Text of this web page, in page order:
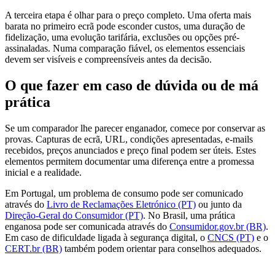
A terceira etapa é olhar para o preço completo. Uma oferta mais
barata no primeiro ecrã pode esconder custos, uma duração de
fidelização, uma evolução tarifária, exclusões ou opções pré-
assinaladas. Numa comparação fiável, os elementos essenciais
devem ser visíveis e compreensíveis antes da decisão.
O que fazer em caso de dúvida ou de má
prática
Se um comparador lhe parecer enganador, comece por conservar as
provas. Capturas de ecrã, URL, condições apresentadas, e-mails
recebidos, preços anunciados e preço final podem ser úteis. Estes
elementos permitem documentar uma diferença entre a promessa
inicial e a realidade.
Em Portugal, um problema de consumo pode ser comunicado
através do Livro de Reclamações Eletrónico (PT) ou junto da
Direção-Geral do Consumidor (PT). No Brasil, uma prática
enganosa pode ser comunicada através do Consumidor.gov.br (BR).
Em caso de dificuldade ligada à segurança digital, o CNCS (PT) e o
CERT.br (BR) também podem orientar para conselhos adequados.